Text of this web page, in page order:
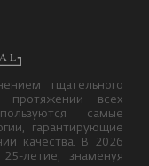
тщательного
всех
самые
гарантирующие
качества. В 2026
летие, знаменуя